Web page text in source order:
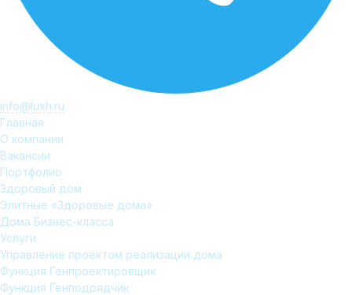
info@luxh.ru
Главная
О компании
Вакансии
Портфолио
Здоровый дом
Элитные «Здоровые дома»
Дома Бизнес-класса
Услуги
Управление проектом реализации дома
Функция Генпроектировщик
Функция Генподрядчик